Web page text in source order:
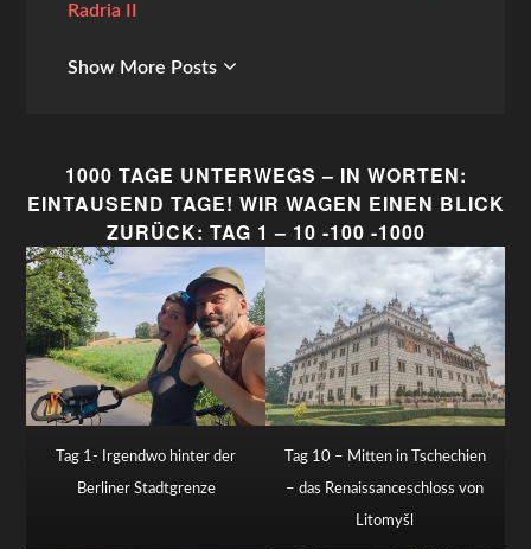
Radria II
Show More Posts
1000 TAGE UNTERWEGS – IN WORTEN:
EINTAUSEND TAGE! WIR WAGEN EINEN BLICK
ZURÜCK: TAG 1 – 10 -100 -1000
Tag 1- Irgendwo hinter der
Berliner Stadtgrenze
Tag 10 – Mitten in Tschechien
– das Renaissanceschloss von
Litomyšl